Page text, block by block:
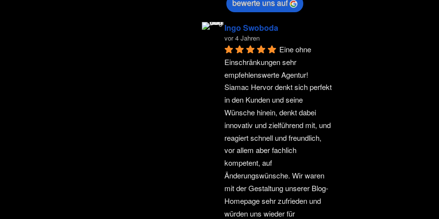
bewerte uns auf
Ingo Swoboda
vor 4 Jahren
Eine ohne
Einschränkungen sehr
empfehlenswerte Agentur!
Siamac Hervor denkt sich perfekt
in den Kunden und seine
Wünsche hinein, denkt dabei
innovativ und zielführend mit, und
reagiert schnell und freundlich,
vor allem aber fachlich
kompetent, auf
Änderungswünsche. Wir waren
mit der Gestaltung unserer Blog-
Homepage sehr zufrieden und
würden uns wieder für